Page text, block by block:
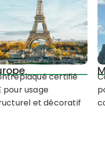
certifié
pour usage
et décoratif